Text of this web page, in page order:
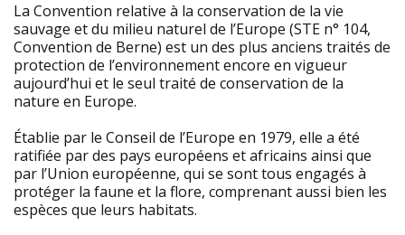
La Convention relative à la conservation de la vie
sauvage et du milieu naturel de l’Europe (STE n° 104,
Convention de Berne) est un des plus anciens traités de
protection de l’environnement encore en vigueur
aujourd’hui et le seul traité de conservation de la
nature en Europe.
Établie par le Conseil de l’Europe en 1979, elle a été
ratifiée par des pays européens et africains ainsi que
par l’Union européenne, qui se sont tous engagés à
protéger la faune et la flore, comprenant aussi bien les
espèces que leurs habitats.